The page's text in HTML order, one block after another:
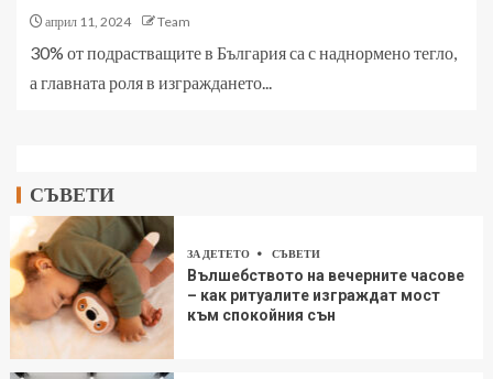
април 11, 2024 Team
30% от подрастващите в България са с наднормено тегло,
а главната роля в изграждането...
СЪВЕТИ
ЗА ДЕТЕТО СЪВЕТИ
Вълшебството на вечерните часове
– как ритуалите изграждат мост
към спокойния сън